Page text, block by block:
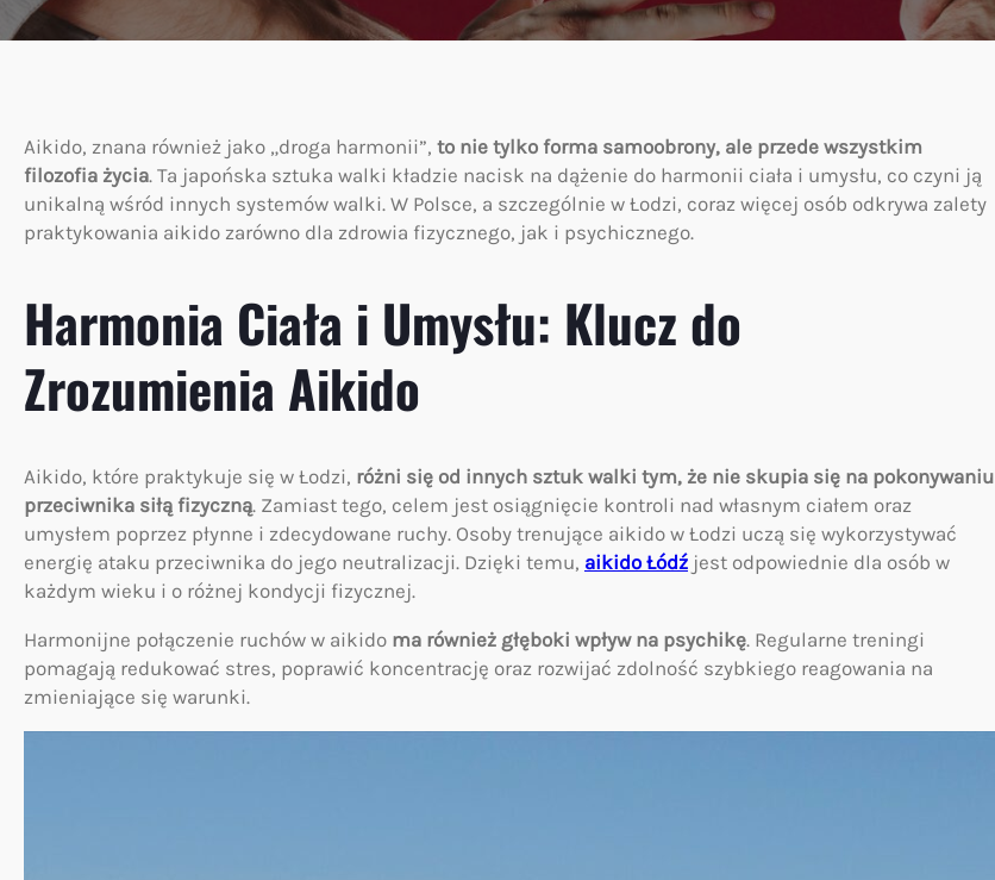
Aikido, znana również jako „droga harmonii”, to nie tylko forma samoobrony, ale przede wszystkim
filozofia życia. Ta japońska sztuka walki kładzie nacisk na dążenie do harmonii ciała i umysłu, co czyni ją
unikalną wśród innych systemów walki. W Polsce, a szczególnie w Łodzi, coraz więcej osób odkrywa zalety
praktykowania aikido zarówno dla zdrowia fizycznego, jak i psychicznego.
Harmonia Ciała i Umysłu: Klucz do
Zrozumienia Aikido
Aikido, które praktykuje się w Łodzi, różni się od innych sztuk walki tym, że nie skupia się na pokonywaniu
przeciwnika siłą fizyczną. Zamiast tego, celem jest osiągnięcie kontroli nad własnym ciałem oraz
umysłem poprzez płynne i zdecydowane ruchy. Osoby trenujące aikido w Łodzi uczą się wykorzystywać
energię ataku przeciwnika do jego neutralizacji. Dzięki temu, aikido Łódź jest odpowiednie dla osób w
każdym wieku i o różnej kondycji fizycznej.
Harmonijne połączenie ruchów w aikido ma również głęboki wpływ na psychikę. Regularne treningi
pomagają redukować stres, poprawić koncentrację oraz rozwijać zdolność szybkiego reagowania na
zmieniające się warunki.